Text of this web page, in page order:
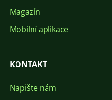
Magazín
Mobilní aplikace
KONTAKT
Napište nám